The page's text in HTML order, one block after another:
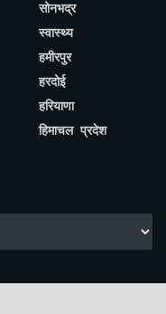
सोनभद्र
स्वास्थ्य
हमीरपुर
हरदोई
हरियाणा
हिमाचल प्रदेश